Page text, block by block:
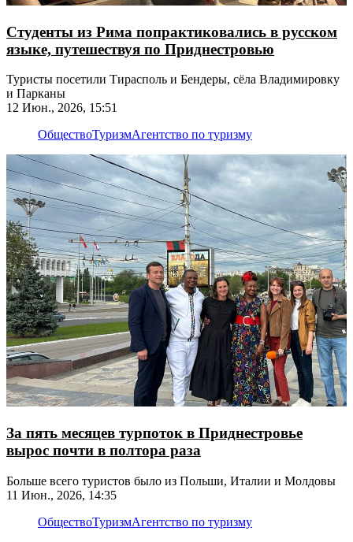
Студенты из Рима попрактиковались в русском
языке, путешествуя по Приднестровью
Туристы посетили Тирасполь и Бендеры, сёла Владимировку
и Парканы
12 Июн., 2026, 15:51
ОбществоТуризмАгентство по туризму
За пять месяцев турпоток в Приднестровье
вырос почти в полтора раза
Больше всего туристов было из Польши, Италии и Молдовы
11 Июн., 2026, 14:35
ОбществоТуризмАгентство по туризму